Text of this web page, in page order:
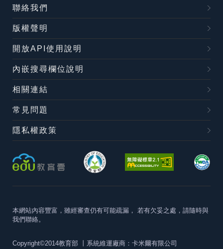
聯絡我們
版權聲明
開放API使用說明
內嵌搜尋欄位說明
相關連結
常見問題
隱私權政策
本網站內容豐富，雖經審查仍有可能疏漏， 若有欠妥之處，請隨時與
我們聯絡。
Copyright©2014教育部 丨系統維運廠商：卡米爾有限公司